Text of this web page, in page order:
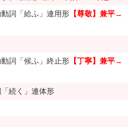
詞「給ふ」連用形 【尊敬】兼平→
詞「候ふ」終止形 【丁寧】兼平→
続く」連体形